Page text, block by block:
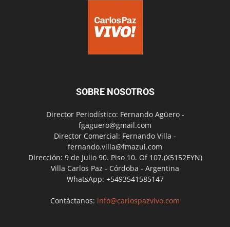
SOBRE NOSOTROS
Director Periodístico: Fernando Agüero -
fgaguero@gmail.com
Director Comercial: Fernando Villa -
fernando.villa@fmazul.com
Dirección: 9 de Julio 90. Piso 10. Of 107.(X5152EYN)
Villa Carlos Paz - Córdoba - Argentina
WhatsApp: +5493541585147
Contáctanos: info@carlospazvivo.com